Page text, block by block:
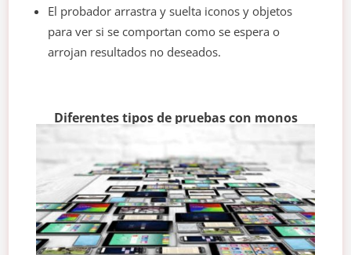
El probador arrastra y suelta iconos y objetos
para ver si se comportan como se espera o
arrojan resultados no deseados.
Diferentes tipos de pruebas con monos